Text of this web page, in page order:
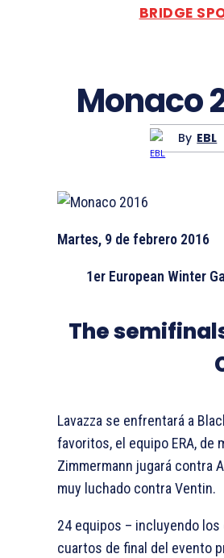
BRIDGE
Monaco
By EBL
Martes, 9 de febrero 2016
1er European Winter
The
Lavazza se enfrentará a
favoritos, el equipo ERA, de
Zimmermann jugará contra
muy luchado contra Ventin.
24 equipos – incluyendo
cuartos de final del evento